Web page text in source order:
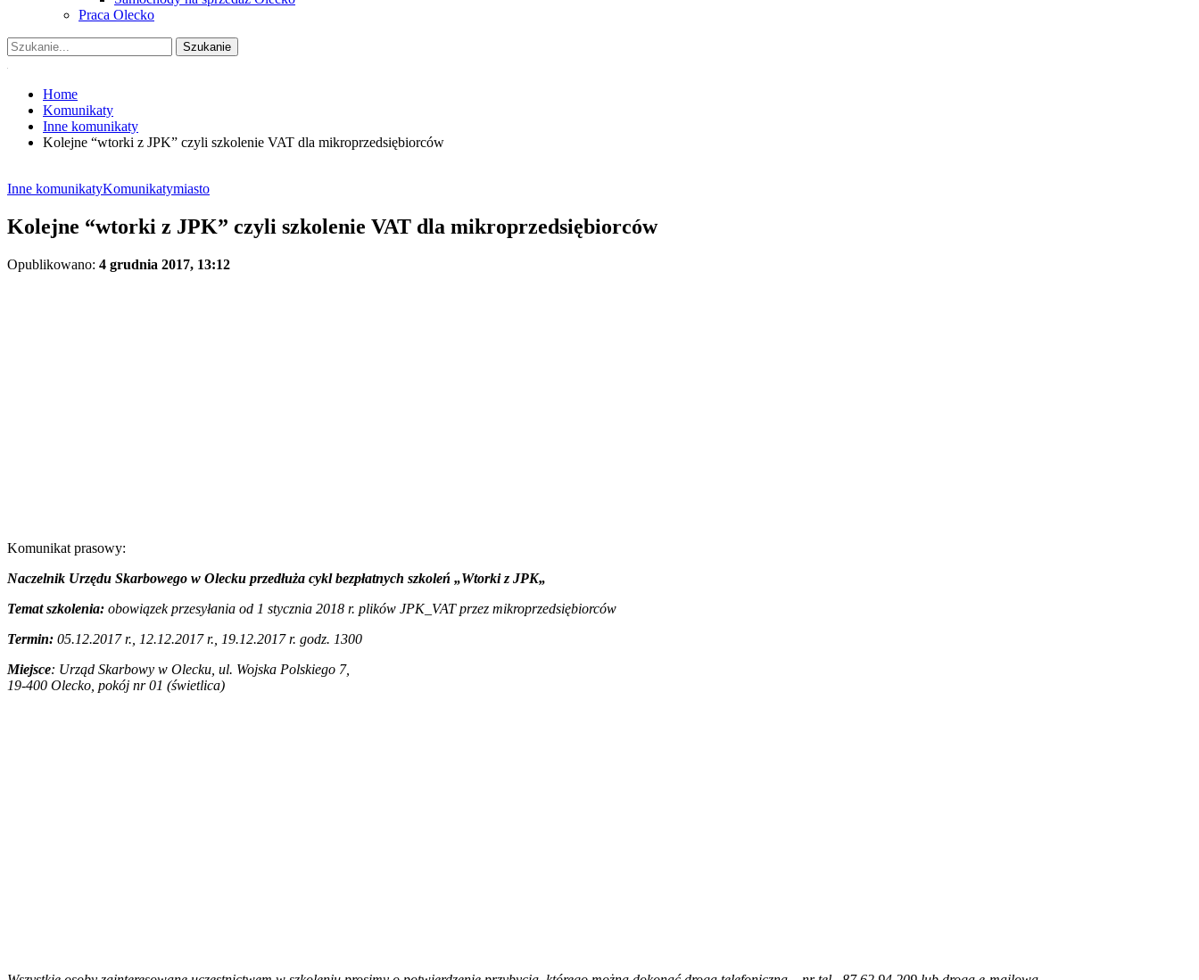
Praca Olecko
Home
Komunikaty
Inne komunikaty
Kolejne “wtorki z JPK” czyli szkolenie VAT dla mikroprzedsiębiorców
Inne komunikatyKomunikatymiasto
Kolejne “wtorki z JPK” czyli szkolenie VAT dla mikroprzedsiębiorców
Opublikowano: 4 grudnia 2017, 13:12
Komunikat prasowy:
Naczelnik Urzędu Skarbowego w Olecku przedłuża cykl bezpłatnych szkoleń „Wtorki z JPK„
Temat szkolenia: obowiązek przesyłania od 1 stycznia 2018 r. plików JPK_VAT przez mikroprzedsiębiorców
Termin: 05.12.2017 r., 12.12.2017 r., 19.12.2017 r. godz. 1300
Miejsce: Urząd Skarbowy w Olecku, ul. Wojska Polskiego 7,
19-400 Olecko, pokój nr 01 (świetlica)